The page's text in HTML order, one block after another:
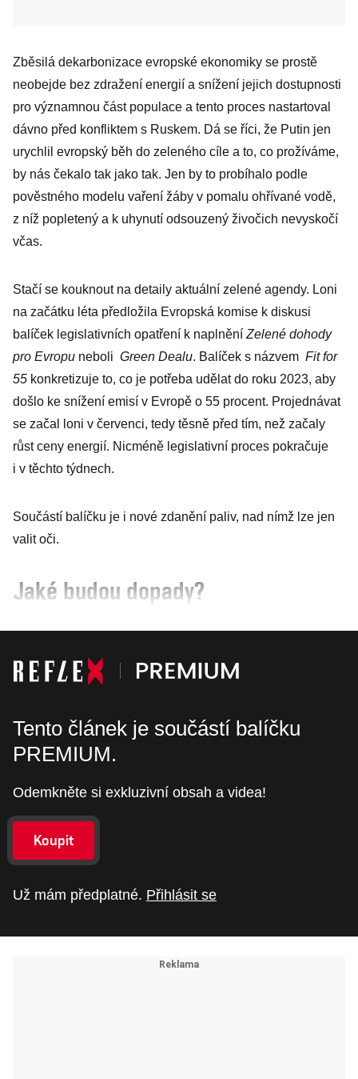
Zběsilá dekarbonizace evropské ekonomiky se prostě
neobejde bez zdražení energií a snížení jejich dostupnosti
pro významnou část populace a tento proces nastartoval
dávno před konfliktem s Ruskem. Dá se říci, že Putin jen
urychlil evropský běh do zeleného cíle a to, co prožíváme,
by nás čekalo tak jako tak. Jen by to probíhalo podle
pověstného modelu vaření žáby v pomalu ohřívané vodě,
z níž popletený a k uhynutí odsouzený živočich nevyskočí
včas.
Stačí se kouknout na detaily aktuál­ní zelené agendy. Loni
na začátku léta předložila Evropská komise k diskusi
balíček legislativních opatření k naplnění Zelené dohody
pro Evropu neboli Green ­Dealu. Balíček s názvem Fit for
55 konkretizuje to, co je potřeba udělat do roku 2023, aby
došlo ke snížení emisí v Evropě o 55 procent. Projednávat
se začal loni v červenci, tedy těsně před tím, než začaly
růst ceny energií. Nicméně legislativní proces pokračuje
i v těchto týdnech.
Součástí balíčku je i nové zdanění paliv, nad nímž lze jen
valit oči.
Jaké budou dopady?
Tento článek je součástí balíčku
PREMIUM.
Odemkněte si exkluzivní obsah a videa!
Koupit
Už mám předplatné. Přihlásit se